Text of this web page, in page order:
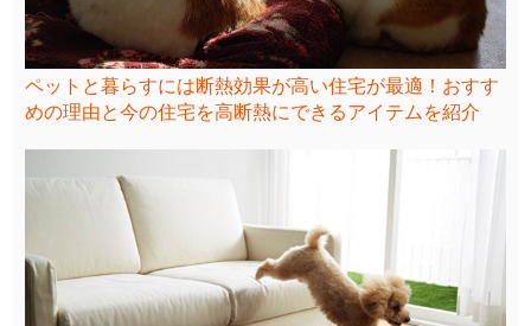
ペットと暮らすには断熱効果が高い住宅が最適！おすす
めの理由と今の住宅を高断熱にできるアイテムを紹介